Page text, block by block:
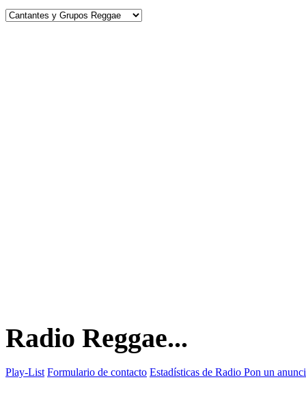
Radio Reggae...
Play-List Formulario de contacto Estadísticas de Radio Pon un